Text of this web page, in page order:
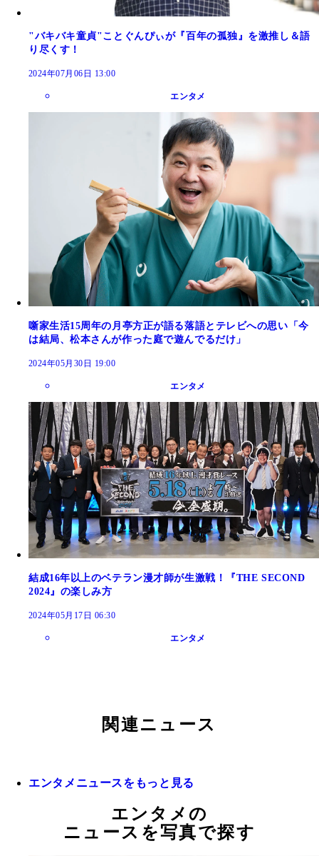
"バキバキ童貞"ことぐんぴぃが『百年の孤独』を激推し＆語
り尽くす！
2024年07月06日 13:00
エンタメ
噺家生活15周年の月亭方正が語る落語とテレビへの思い「今
は結局、松本さんが作った庭で遊んでるだけ」
2024年05月30日 19:00
エンタメ
結成16年以上のベテラン漫才師が生激戦！『THE SECOND
2024』の楽しみ方
2024年05月17日 06:30
エンタメ
関連ニュース
エンタメニュースをもっと見る
エンタメの
ニュースを写真で探す